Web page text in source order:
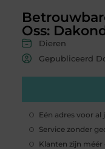
Oss:
Dieren
Gepubliceerd
Eén adres voor
Service zonder
Klanten zijn méér